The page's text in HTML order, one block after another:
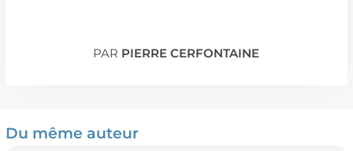
PAR PIERRE CERFONTAINE
Du même auteur